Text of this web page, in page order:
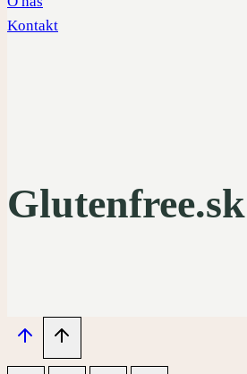
Kontakt
Glutenfree.sk